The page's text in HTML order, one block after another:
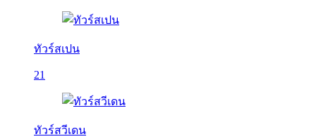
ทัวร์สเปน
21
ทัวร์สวีเดน